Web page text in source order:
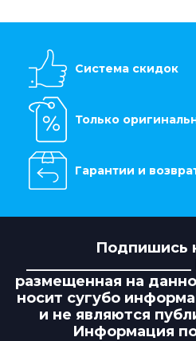
Система скидок
Только
Гарантии и
Подпишись
размещенная на
носит сугубо
и не являются
Информация